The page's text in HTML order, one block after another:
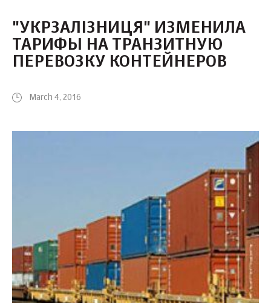
"УКРЗАЛІЗНИЦЯ" ИЗМЕНИЛА
ТАРИФЫ НА ТРАНЗИТНУЮ
ПЕРЕВОЗКУ КОНТЕЙНЕРОВ
March 4, 2016